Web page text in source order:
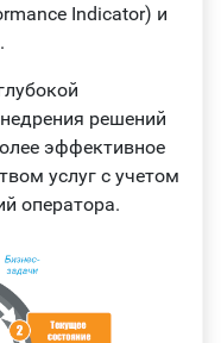
Indicator) и
решений
эффективное
услуг с учетом
оператора.